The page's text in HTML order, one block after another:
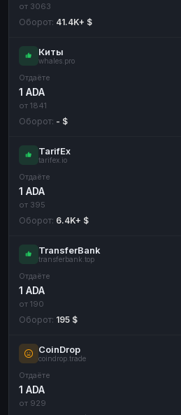
от 3063
Оборот: 41.4K+ $
Киты
whales.pro
Отдаёте
1 ADA
от 1841
Оборот: - $
TarifEx
tarifex.io
Отдаёте
1 ADA
от 395
Оборот: 6.4K+ $
TransferBank
transferbank.top
Отдаёте
1 ADA
от 190
Оборот: 195 $
CoinDrop
coindrop.trade
Отдаёте
1 ADA
от 929